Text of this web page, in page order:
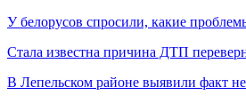
У белорусов спросили, какие
Стала известна причина ДТП
В Лепельском районе выявили факт